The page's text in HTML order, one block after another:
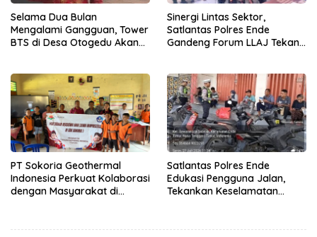
Selama Dua Bulan
Mengalami Gangguan, Tower
BTS di Desa Otogedu Akan
Sinergi Lintas Sektor,
Satlantas Polres Ende
Gandeng Forum LLAJ Tekan
PT Sokoria Geothermal
Indonesia Perkuat Kolaborasi
dengan Masyarakat di
Satlantas Polres Ende
Edukasi Pengguna Jalan,
Tekankan Keselamatan